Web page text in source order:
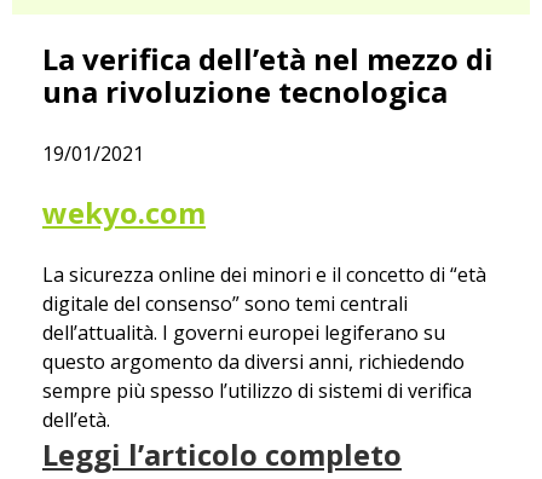
La verifica dell’età nel mezzo di
una rivoluzione tecnologica
19/01/2021
wekyo.com
La sicurezza online dei minori e il concetto di “età
digitale del consenso” sono temi centrali
dell’attualità. I governi europei legiferano su
questo argomento da diversi anni, richiedendo
sempre più spesso l’utilizzo di sistemi di verifica
dell’età.
Leggi l’articolo completo